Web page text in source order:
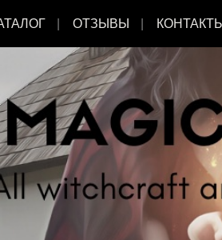
ОТЗЫВЫ КОНТАКТЫ